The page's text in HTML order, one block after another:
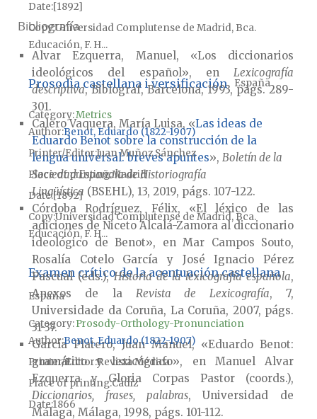
Bibliografía
Alvar Ezquerra, Manuel, «Los diccionarios
ideológicos del español», enLexicografía
descriptiva, Biblograf, Barcelona, 1993, págs. 289-
301.
Calero Vaquera, María Luisa, «Las ideas de
Eduardo Benot sobre la construcción de la
lengua universal: breves apuntes», Boletín de la
Sociedad Española de Historiografía
Lingüística (BSEHL), 13, 2019, págs. 107-122.
Córdoba Rodríguez, Félix, «El léxico de las
adiciones de Niceto Alcalá-Zamora al diccionario
ideológico de Benot», en Mar Campos Souto,
Rosalía Cotelo García y José Ignacio Pérez
Pascual (eds.),Historia de la lexicografía española,
Anexos de laRevista de Lexicografía, 7,
Universidade da Coruña, La Coruña, 2007, págs.
31-37.
García Platero, Juan Manuel, «Eduardo Benot:
gramático y lexicógrafo», en Manuel Alvar
Ezquerra y Gloria Corpas Pastor (coords.),
Diccionarios, frases, palabras, Universidad de
Málaga, Málaga, 1998, págs. 101-112.
Date [1892]
CopyUniversidad Complutense de Madrid, Bca.
Educación, F. H...
Prosodia castellana i versificación España
Category:Metrics
Author Benot, Eduardo (1822-1907)
Printer/EditorJuan Muñoz Sánchez
Place of printingMadrid
Date[1892]
CopyUniversidad Complutense de Madrid, Bca.
Educación, F. H...
Examen crítico de la acentuación castellana
España
Category:Prosody-Orthology-Pronunciation
AuthorBenot, Eduardo (1822-1907)
Printer/Editor Revista Médica
Place of printingCádiz
Date1866